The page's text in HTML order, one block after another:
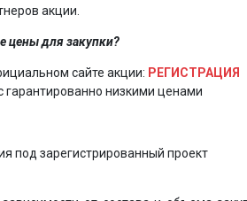
акции.
цены для закупки?
сайте акции: РЕГИСТРАЦИЯ
низкими ценами
под зарегистрированный проект